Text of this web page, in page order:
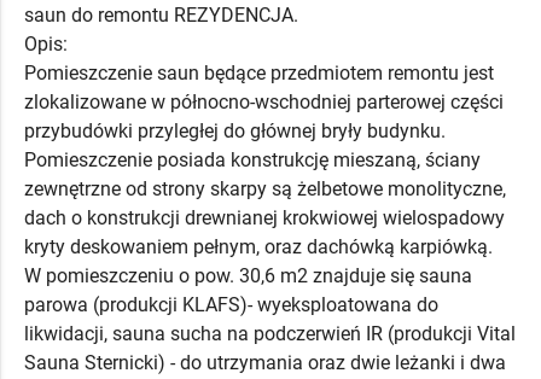
saun do remontu REZYDENCJA.
Opis:
Pomieszczenie saun będące przedmiotem remontu jest
zlokalizowane w północno-wschodniej parterowej części
przybudówki przyległej do głównej bryły budynku.
Pomieszczenie posiada konstrukcję mieszaną, ściany
zewnętrzne od strony skarpy są żelbetowe monolityczne,
dach o konstrukcji drewnianej krokwiowej wielospadowy
kryty deskowaniem pełnym, oraz dachówką karpiówką.
W pomieszczeniu o pow. 30,6 m2 znajduje się sauna
parowa (produkcji KLAFS)- wyeksploatowana do
likwidacji, sauna sucha na podczerwień IR (produkcji Vital
Sauna Sternicki) - do utrzymania oraz dwie leżanki i dwa